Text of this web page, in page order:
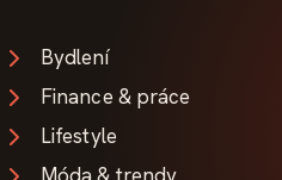
Bydlení
Finance & práce
Lifestyle